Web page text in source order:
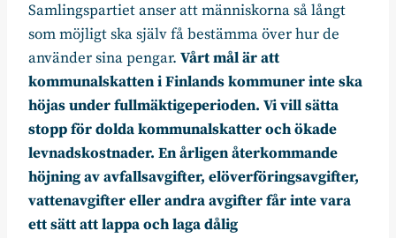
Samlingspartiet anser att människorna så långt
som möjligt ska själv få bestämma över hur de
använder sina pengar. Vårt mål är att
kommunalskatten i Finlands kommuner inte ska
höjas under fullmäktigeperioden. Vi vill sätta
stopp för dolda kommunalskatter och ökade
levnadskostnader. En årligen återkommande
höjning av avfallsavgifter, elöverföringsavgifter,
vattenavgifter eller andra avgifter får inte vara
ett sätt att lappa och laga dålig